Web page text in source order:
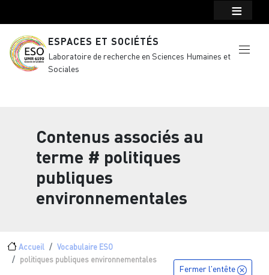
ESPACES ET SOCIÉTÉS
Laboratoire de recherche en Sciences Humaines et
Sociales
Contenus associés au
terme # politiques
publiques
environnementales
Fil d'Ariane
Accueil
Vocabulaire ESO
politiques publiques environnementales
Fermer l'entête